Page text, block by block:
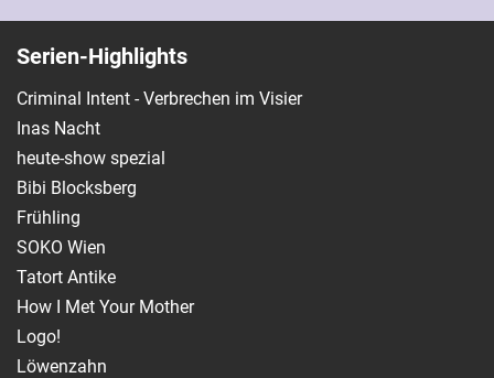
Serien-Highlights
Criminal Intent - Verbrechen im Visier
Inas Nacht
heute-show spezial
Bibi Blocksberg
Frühling
SOKO Wien
Tatort Antike
How I Met Your Mother
Logo!
Löwenzahn